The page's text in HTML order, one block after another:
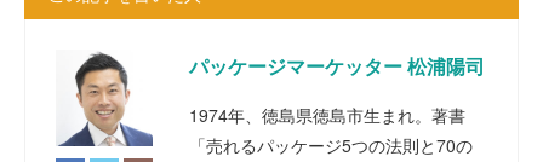
パッケージマーケッター 松浦陽司
1974年、徳島県徳島市生まれ。著書
「売れるパッケージ5つの法則と70の